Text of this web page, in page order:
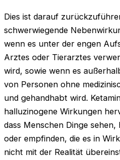
Dies ist darauf
schwerwiegende
wenn es unter der engen
Arztes oder Tierarztes
wird, sowie wenn es
von Personen ohne
und gehandhabt wird.
halluzinogene Wirkungen
dass Menschen Dinge
oder empfinden, die es in
nicht mit der Realität